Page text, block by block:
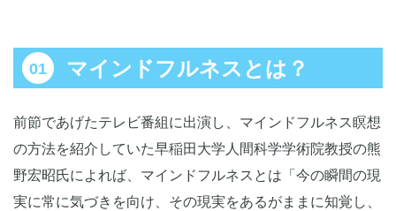
基本は身体感覚へ注意を向けること
マインドフルネスの効果
まとめ
マインドフルネスとは？
前節であげたテレビ番組に出演し、マインドフルネス瞑想
の方法を紹介していた早稲田大学人間科学学術院教授の熊
野宏昭氏によれば、マインドフルネスとは「今の瞬間の現
実に常に気づきを向け、その現実をあるがままに知覚し、